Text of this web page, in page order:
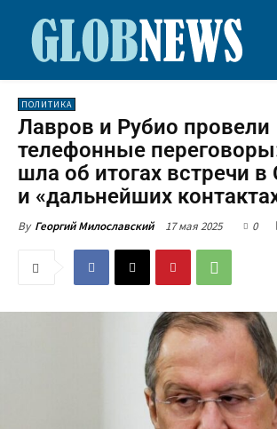
ПОЛИТИКА
Лавров и Рубио провели
телефонные
шла об итогах встречи в
и «дальнейших
By Георгий Милославский 17 мая 2025 0